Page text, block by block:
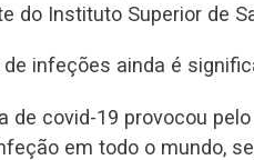
do Instituto Superior de
de infeções ainda é
de covid-19 provocou
em todo o mundo,